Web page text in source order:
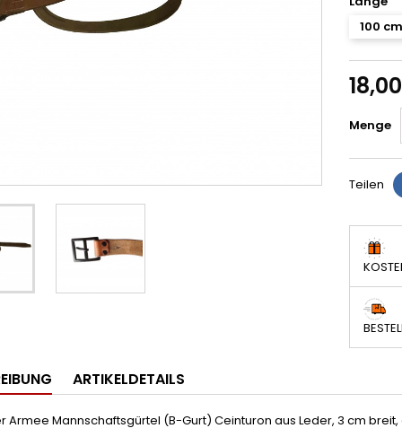
100 cm
Menge
Teilen
ARTIKELDETAILS
Armee Mannschaftsgürtel (B-Gurt) Ceinturon aus Leder, 3 cm